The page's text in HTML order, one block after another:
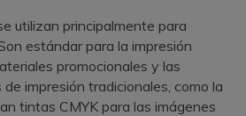
utilizan principalmente para
estándar para la impresión
promocionales y las
impresión tradicionales, como la
tintas CMYK para las imágenes